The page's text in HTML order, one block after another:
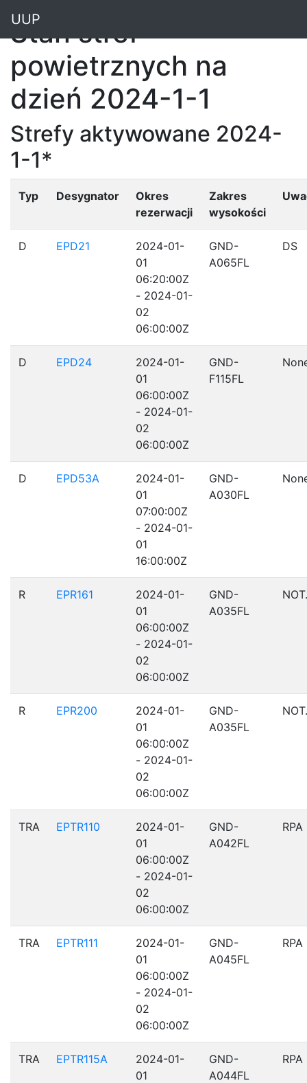
UUP
Stan stref
powietrznych na
dzień 2024-1-1
Strefy aktywowane 2024-
1-1*
Typ Desygnator
Okres
rezerwacji
Zakres
wysokości
D EPD21
2024-01-
01
06:20:00Z
- 2024-01-
02
06:00:00Z
GND-
A065FL
DS
D EPD24
2024-01-
01
06:00:00Z
- 2024-01-
02
06:00:00Z
GND-
F115FL
D EPD53A
2024-01-
01
07:00:00Z
- 2024-01-
01
16:00:00Z
GND-
A030FL
R EPR161
2024-01-
01
06:00:00Z
- 2024-01-
02
06:00:00Z
GND-
A035FL
R EPR200
2024-01-
01
06:00:00Z
- 2024-01-
02
06:00:00Z
GND-
A035FL
TRA EPTR110
2024-01-
01
06:00:00Z
- 2024-01-
02
06:00:00Z
GND-
A042FL
RPA
TRA EPTR111
2024-01-
01
06:00:00Z
- 2024-01-
02
06:00:00Z
GND-
A045FL
RPA
TRA EPTR115A
2024-01-
01
GND-
A044FL
RPA